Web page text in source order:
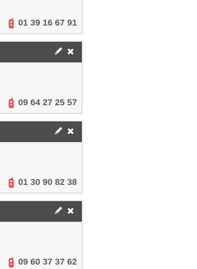
01 39 16 67 91
09 64 27 25 57
01 30 90 82 38
09 60 37 37 62